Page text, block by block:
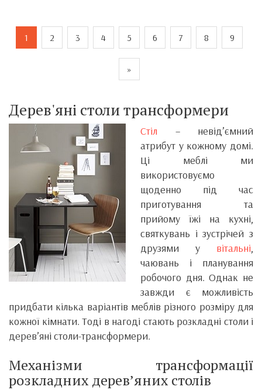
1 2 3 4 5 6 7 8 9
»
Дерев'яні столи трансформери
Стіл – невід’ємний
атрибут у кожному домі.
Ці меблі ми
використовуємо
щоденно під час
приготування та
прийому їжі на кухні,
святкувань і зустрічей з
друзями у вітальні,
чаювань і планування
робочого дня. Однак не
завжди є можливість
придбати кілька варіантів меблів різного розміру для
кожної кімнати. Тоді в нагоді стають розкладні столи і
дерев’яні столи-трансформери.
Механізми трансформації
розкладних дерев’яних столів